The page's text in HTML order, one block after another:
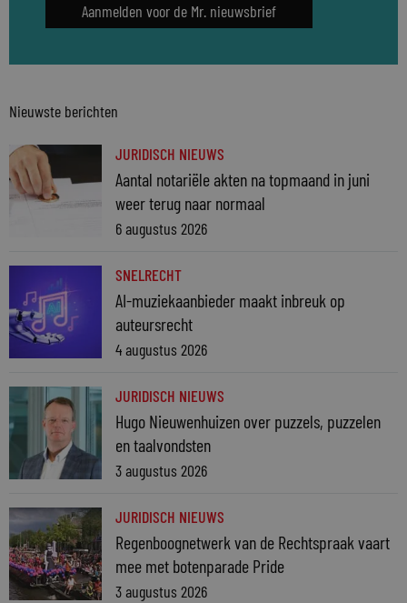
Aanmelden voor de Mr. nieuwsbrief
Nieuwste berichten
JURIDISCH NIEUWS
Aantal notariële akten na topmaand in juni
weer terug naar normaal
6 augustus 2026
SNELRECHT
AI-muziekaanbieder maakt inbreuk op
auteursrecht
4 augustus 2026
JURIDISCH NIEUWS
Hugo Nieuwenhuizen over puzzels, puzzelen
en taalvondsten
3 augustus 2026
JURIDISCH NIEUWS
Regenboognetwerk van de Rechtspraak vaart
mee met botenparade Pride
3 augustus 2026